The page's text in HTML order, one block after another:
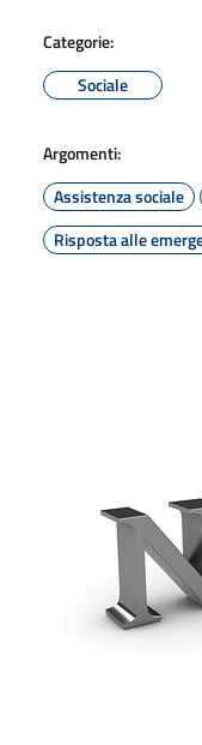
Categorie:
Sociale
Argomenti:
Assistenza sociale
Risposta alle